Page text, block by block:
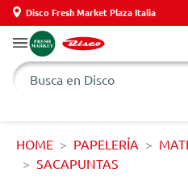
Disco Fresh Market Plaza Italia
HOME PAPELERÍA
SACAPUNTAS